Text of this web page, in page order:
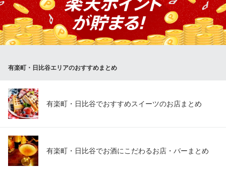
BOSTON Seafood Place
シーフードレストラン
地下鉄千代田線日比谷駅 徒歩1分
東京都千代田区有楽町1-1-2 東京ミッドタウン日比谷B1 HIBIYA FOOD HALL内
有楽町・日比谷エリアのおすすめまとめ
有楽町・日比谷でおすすめスイーツのお店まとめ
有楽町・日比谷でお酒にこだわるお店・バーまとめ